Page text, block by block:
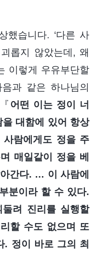
했습니다. ‘다른 사
롭지 않았는데, 왜
이렇게 우유부단할
과 같은 하나님의
어떤 이는 정이 너
대함에 있어 항상
람에게도 정을 주
매일같이 정을 베
간다. … 이 사람에
분이라 할 수 있다.
려 진리를 실행할
할 수도 없으며 또
. 정이 바로 그의 최